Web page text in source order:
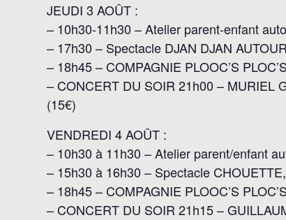
JEUDI 3 AOÛT :
– 10h30-11h30 – Atelier parent-enfant
– 17h30 – Spectacle DJAN DJAN
– 18h45 – COMPAGNIE PLOOC’S
– CONCERT DU SOIR 21h00 – MURIEL
(15€)
VENDREDI 4 AOÛT :
– 10h30 à 11h30 – Atelier parent/enfant
– 15h30 à 16h30 – Spectacle
– 18h45 – COMPAGNIE PLOOC’S
– CONCERT DU SOIR 21h15 –